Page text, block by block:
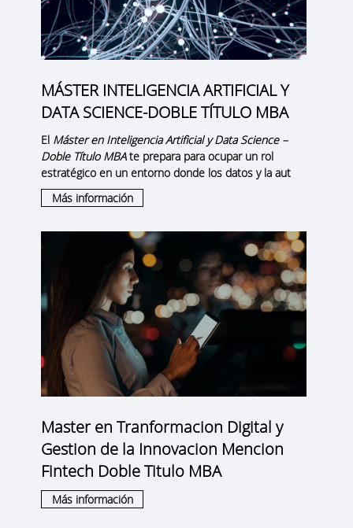
MÁSTER INTELIGENCIA ARTIFICIAL Y
DATA SCIENCE-DOBLE TÍTULO MBA
El Máster en Inteligencia Artificial y Data Science –
Doble Título MBAte prepara para ocupar un rol
estratégico en un entorno donde los datos y la aut
Más información
Master en Tranformacion Digital y
Gestion de la Innovacion Mencion
Fintech Doble Titulo MBA
Más información